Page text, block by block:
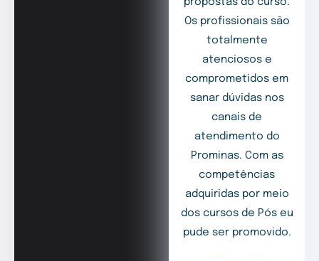
propostas do curso.
Os profissionais são
totalmente
atenciosos e
comprometidos em
sanar dúvidas nos
canais de
atendimento do
Prominas. Com as
competências
adquiridas por meio
dos cursos de Pós eu
pude ser promovido.